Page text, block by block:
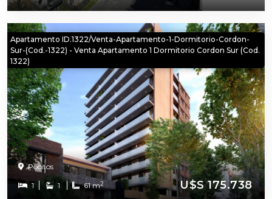
Apartamento ID.1322/Venta-Apartamento-1-Dormitorio-Cordon-
Sur-(Cod.-1322) - Venta Apartamento 1 Dormitorio Cordon Sur (Cod.
1322)
Pocitos
1 1 61 m2 U$S 175.738